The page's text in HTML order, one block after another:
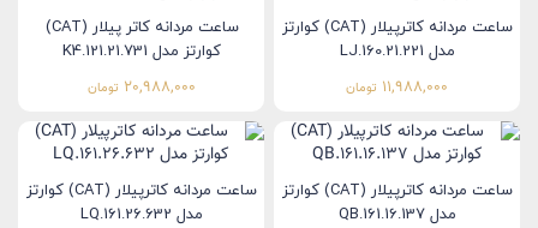
ساعت مردانه کاترپیلار (CAT) کوارتز
مدل LJ.160.21.221
11,988,000 تومان
ساعت مردانه کاتر پیلار (CAT)
کوارتز مدل K4.121.21.731
20,988,000 تومان
ساعت مردانه کاترپیلار (CAT) کوارتز
مدل QB.161.16.137
ساعت مردانه کاترپیلار (CAT) کوارتز
مدل LQ.161.26.632